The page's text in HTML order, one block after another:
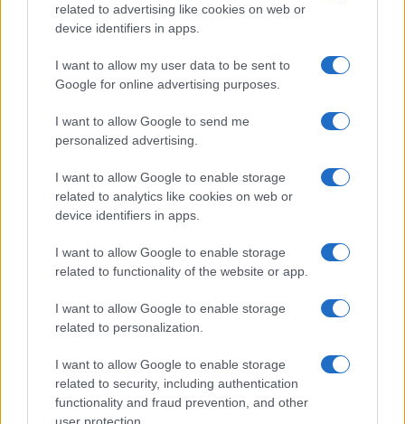
related to advertising like cookies on web or
device identifiers in apps.
I want to allow my user data to be sent to
Google for online advertising purposes.
I want to allow Google to send me
personalized advertising.
I want to allow Google to enable storage
related to analytics like cookies on web or
device identifiers in apps.
I want to allow Google to enable storage
related to functionality of the website or app.
I want to allow Google to enable storage
related to personalization.
I want to allow Google to enable storage
related to security, including authentication
functionality and fraud prevention, and other
user protection.
Codacons denuncia: i problemi che affliggono la Sicilia
tra carburanti, spiagge e incendi
PIÙ LETTI
aggiornata
Scopri il Dyson V15 Detect Absolute: l’aspirapolvere
innovativo per la tua casa